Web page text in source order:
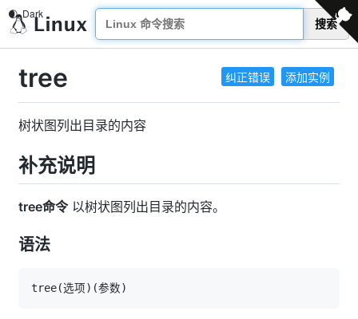
搜索
纠正错误 添加实例
tree
树状图列出目录的内容
补充说明
tree命令以树状图列出目录的内容。
语法
tree(选项) (参数)